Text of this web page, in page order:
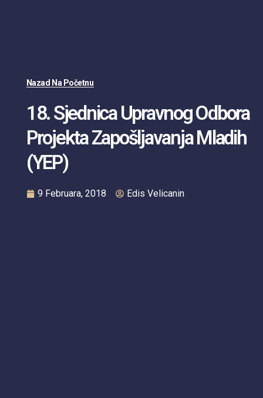
Nazad Na Početnu
18. Sjednica Upravnog Odbora
Projekta Zapošljavanja Mladih
(YEP)
9 Februara, 2018 Edis Velicanin